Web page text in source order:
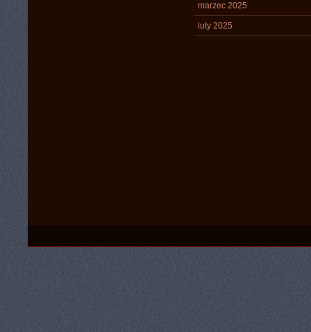
marzec 2025
luty 2025